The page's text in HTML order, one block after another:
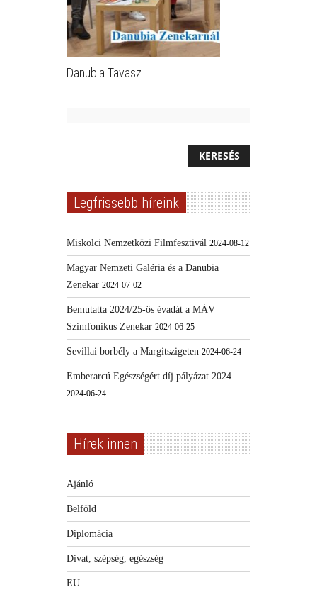
Danubia Tavasz
Legfrissebb híreink
Miskolci Nemzetközi Filmfesztivál 2024-08-12
Magyar Nemzeti Galéria és a Danubia
Zenekar 2024-07-02
Bemutatta 2024/25-ös évadát a MÁV
Szimfonikus Zenekar 2024-06-25
Sevillai borbély a Margitszigeten 2024-06-24
Emberarcú Egészségért díj pályázat 2024
2024-06-24
Hírek innen
Ajánló
Belföld
Diplomácia
Divat, szépség, egészség
EU